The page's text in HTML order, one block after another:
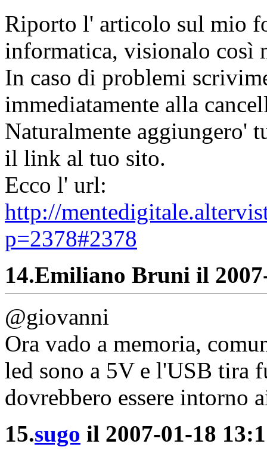
Riporto l' articolo sul mio
informatica, visionalo così
In caso di problemi
immediatamente alla
Naturalmente aggiungero'
il link al tuo sito.
Ecco l' url:
http://
p=2378#2378
14.Emiliano Bruni il
@giovanni
Ora vado a memoria,
led sono a 5V e l'USB tira
dovrebbero essere intorno
15.sugo il 2007-01-18